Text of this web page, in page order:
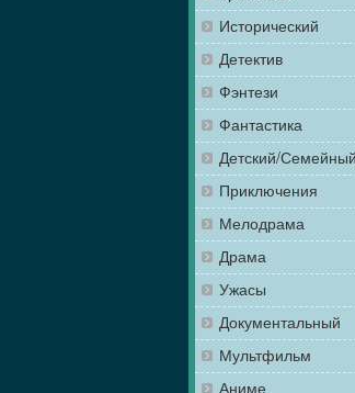
Исторический
Детектив
Фэнтези
Фантастика
Детский/Семейный
Приключения
Мелодрама
Драма
Ужасы
Документальный
Мультфильм
Аниме